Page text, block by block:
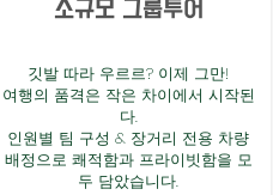
소규모 그룹투어
깃발 따라 우르르? 이제 그만!
여행의 품격은 작은 차이에서 시작된
다.
인원별 팀 구성 & 장거리 전용 차량
배정으로 쾌적함과 프라이빗함을 모
두 담았습니다.